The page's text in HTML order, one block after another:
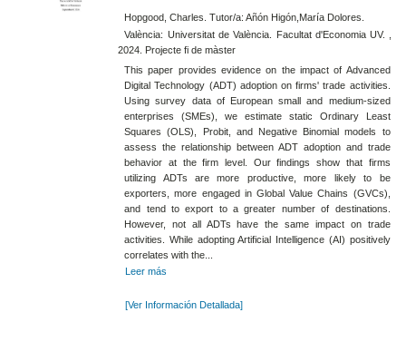
Hopgood, Charles. Tutor/a: Añón Higón,María Dolores.
València: Universitat de València. Facultat d'Economia UV. ,
2024. Projecte fi de màster
This paper provides evidence on the impact of Advanced
Digital Technology (ADT) adoption on firms' trade activities.
Using survey data of European small and medium-sized
enterprises (SMEs), we estimate static Ordinary Least
Squares (OLS), Probit, and Negative Binomial models to
assess the relationship between ADT adoption and trade
behavior at the firm level. Our findings show that firms
utilizing ADTs are more productive, more likely to be
exporters, more engaged in Global Value Chains (GVCs),
and tend to export to a greater number of destinations.
However, not all ADTs have the same impact on trade
activities. While adopting Artificial Intelligence (AI) positively
correlates with the...
Leer más
[Ver Información Detallada]